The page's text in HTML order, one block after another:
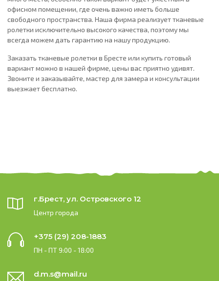
офисном помещении, где очень важно иметь больше
свободного пространства. Наша фирма реализует тканевые
ролетки исключительно высокого качества, поэтому мы
всегда можем дать гарантию на нашу продукцию.
Заказать тканевые ролетки в Бресте или купить готовый
вариант можно в нашей фирме, цены вас приятно удивят.
Звоните и заказывайте, мастер для замера и консультации
выезжает бесплатно.
г.Брест, ул. Островского 12
Центр города
+375 (29) 208-1883
ПН - ПТ 9:00 - 18:00
d.m.s@mail.ru